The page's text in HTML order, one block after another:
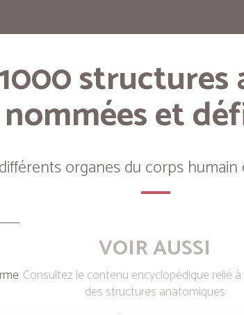
nommées et
organes du corps
VOIR AUSSI
Consultez le contenu encyclopédique relié
des structures anatomiques